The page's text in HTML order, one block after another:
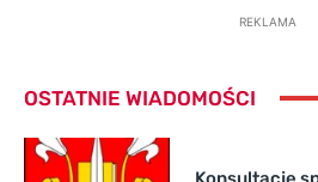
REKLAMA
OSTATNIE WIADOMOŚCI